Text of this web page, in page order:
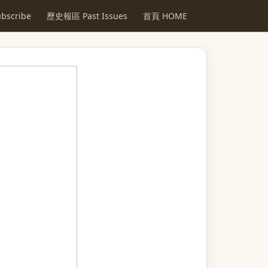
歷史報區 Past Issues 首頁 HOME